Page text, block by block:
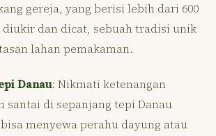
gereja, yang berisi lebih dari 600
diukir dan dicat, sebuah tradisi unik
lahan pemakaman.
Danau: Nikmati ketenangan
santai di sepanjang tepi Danau
menyewa perahu dayung atau